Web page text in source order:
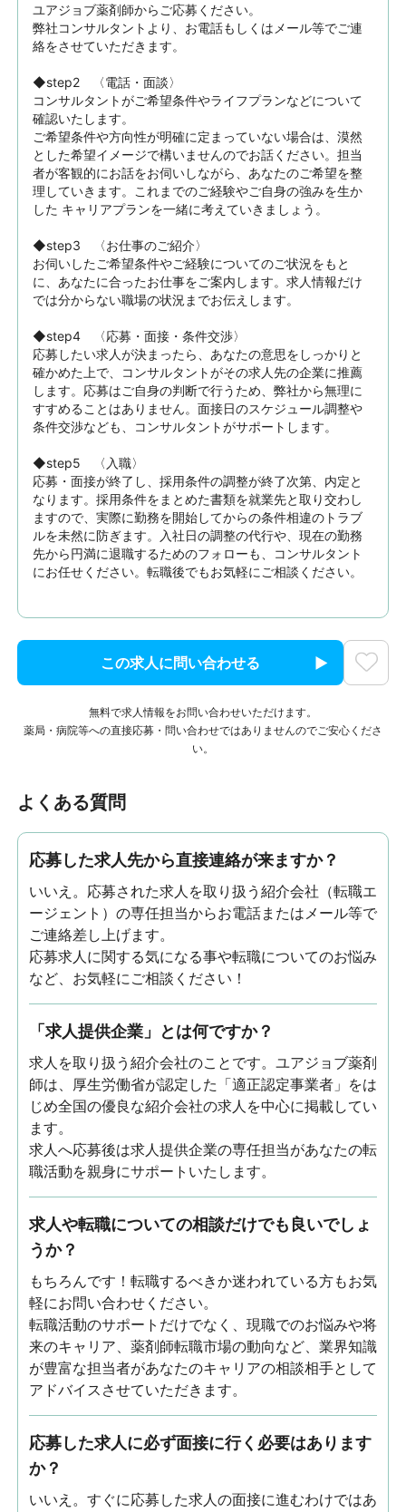
ユアジョブ薬剤師からご応募ください。
弊社コンサルタントより、お電話もしくはメール等でご連
絡をさせていただきます。
◆step2　〈電話・面談〉
コンサルタントがご希望条件やライフプランなどについて
確認いたします。
ご希望条件や方向性が明確に定まっていない場合は、漠然
とした希望イメージで構いませんのでお話ください。担当
者が客観的にお話をお伺いしながら、あなたのご希望を整
理していきます。これまでのご経験やご自身の強みを生か
した キャリアプランを一緒に考えていきましょう。
◆step3　〈お仕事のご紹介〉
お伺いしたご希望条件やご経験についてのご状況をもと
に、あなたに合ったお仕事をご案内します。求人情報だけ
では分からない職場の状況までお伝えします。
◆step4　〈応募・面接・条件交渉〉
応募したい求人が決まったら、あなたの意思をしっかりと
確かめた上で、コンサルタントがその求人先の企業に推薦
します。応募はご自身の判断で行うため、弊社から無理に
すすめることはありません。面接日のスケジュール調整や
条件交渉なども、コンサルタントがサポートします。
◆step5　〈入職〉
応募・面接が終了し、採用条件の調整が終了次第、内定と
なります。採用条件をまとめた書類を就業先と取り交わし
ますので、実際に勤務を開始してからの条件相違のトラブ
ルを未然に防ぎます。入社日の調整の代行や、現在の勤務
先から円満に退職するためのフォローも、コンサルタント
にお任せください。転職後でもお気軽にご相談ください。
この求人に問い合わせる
無料で求人情報をお問い合わせいただけます。
薬局・病院等への直接応募・問い合わせではありませんのでご安心くださ
い。
よくある質問
応募した求人先から直接連絡が来ますか？
いいえ。応募された求人を取り扱う紹介会社（転職エ
ージェント）の専任担当からお電話またはメール等で
ご連絡差し上げます。
応募求人に関する気になる事や転職についてのお悩み
など、お気軽にご相談ください！
「求人提供企業」とは何ですか？
求人を取り扱う紹介会社のことです。ユアジョブ薬剤
師は、厚生労働省が認定した「適正認定事業者」をは
じめ全国の優良な紹介会社の求人を中心に掲載してい
ます。
求人へ応募後は求人提供企業の専任担当があなたの転
職活動を親身にサポートいたします。
求人や転職についての相談だけでも良いでしょ
うか？
もちろんです！転職するべきか迷われている方もお気
軽にお問い合わせください。
転職活動のサポートだけでなく、現職でのお悩みや将
来のキャリア、薬剤師転職市場の動向など、業界知識
が豊富な担当者があなたのキャリアの相談相手として
アドバイスさせていただきます。
応募した求人に必ず面接に行く必要はあります
か？
いいえ。すぐに応募した求人の面接に進むわけではあ